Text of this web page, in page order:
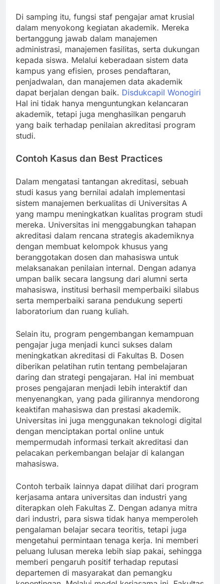
Di samping itu, fungsi staf pengajar amat krusial
dalam menyokong kegiatan akademik. Mereka
bertanggung jawab dalam manajemen
administrasi, manajemen fasilitas, serta dukungan
kepada siswa. Melalui keberadaan sistem data
kampus yang efisien, proses pendaftaran,
penjadwalan, dan manajemen data akademik
dapat berjalan dengan baik. Disdukcapil Wonogiri
Hal ini tidak hanya menguntungkan kelancaran
akademik, tetapi juga menghasilkan pengaruh
yang baik terhadap penilaian akreditasi program
studi.
Contoh Kasus dan Best Practices
Dalam mengatasi tantangan akreditasi, sebuah
studi kasus yang bernilai adalah implementasi
sistem manajemen berkualitas di Universitas A
yang mampu meningkatkan kualitas program studi
mereka. Universitas ini menggabungkan tahapan
akreditasi dalam rencana strategis akademiknya
dengan membuat kelompok khusus yang
beranggotakan dosen dan mahasiswa untuk
melaksanakan penilaian internal. Dengan adanya
umpan balik secara langsung dari alumni serta
mahasiswa, institusi berhasil memperbaiki silabus
serta memperbaiki sarana pendukung seperti
laboratorium dan ruang kuliah.
Selain itu, program pengembangan kemampuan
pengajar juga menjadi kunci sukses dalam
meningkatkan akreditasi di Fakultas B. Dosen
diberikan pelatihan rutin tentang pembelajaran
daring dan strategi pengajaran. Hal ini membuat
proses pengajaran menjadi lebih interaktif dan
menyenangkan, yang pada gilirannya mendorong
keaktifan mahasiswa dan prestasi akademik.
Universitas ini juga menggunakan teknologi digital
dengan menciptakan portal online untuk
mempermudah informasi terkait akreditasi dan
pelacakan perkembangan belajar di kalangan
mahasiswa.
Contoh terbaik lainnya dapat dilihat dari program
kerjasama antara universitas dan industri yang
diterapkan oleh Fakultas Z. Dengan adanya mitra
dari industri, para siswa tidak hanya memperoleh
pengalaman belajar secara teoritis, tetapi juga
mengetahui permintaan tenaga kerja. Ini memberi
peluang lulusan mereka lebih siap pakai, sehingga
memberi pengaruh positif terhadap reputasi
departemen di masyarakat dan pemangku